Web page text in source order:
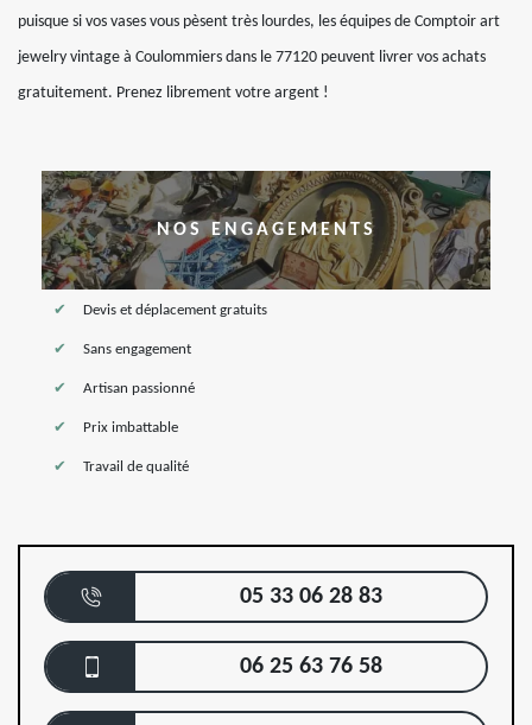
puisque si vos vases vous pèsent très lourdes, les équipes de Comptoir art
jewelry vintage à Coulommiers dans le 77120 peuvent livrer vos achats
gratuitement. Prenez librement votre argent !
NOS ENGAGEMENTS
Devis et déplacement gratuits
Sans engagement
Artisan passionné
Prix imbattable
Travail de qualité
05 33 06 28 83
06 25 63 76 58